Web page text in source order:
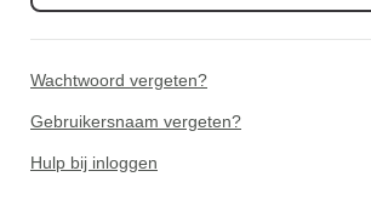
Wachtwoord vergeten?
Gebruikersnaam vergeten?
Hulp bij inloggen